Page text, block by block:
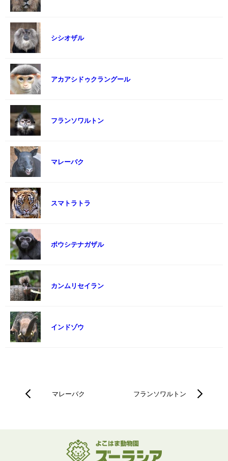
シシオザル
アカアシドゥクラングール
フランソワルトン
マレーバク
スマトラトラ
ボウシテナガザル
カンムリセイラン
インドゾウ
マレーバク フランソワルトン